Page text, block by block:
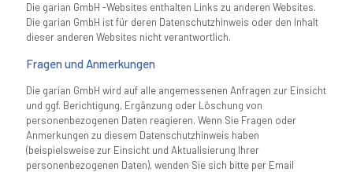
Die garian GmbH -Websites enthalten Links zu anderen Websites.
Die garian GmbH ist für deren Datenschutzhinweis oder den Inhalt
dieser anderen Websites nicht verantwortlich.
Fragen und Anmerkungen
Die garian GmbH wird auf alle angemessenen Anfragen zur Einsicht
und ggf. Berichtigung, Ergänzung oder Löschung von
personenbezogenen Daten reagieren. Wenn Sie Fragen oder
Anmerkungen zu diesem Datenschutzhinweis haben
(beispielsweise zur Einsicht und Aktualisierung Ihrer
personenbezogenen Daten), wenden Sie sich bitte per Email